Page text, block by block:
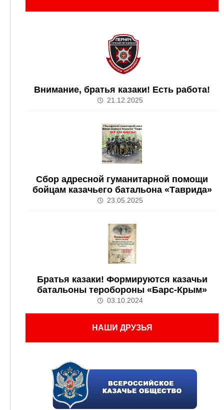
Внимание, братья казаки! Есть работа!
21.12.2025
Сбор адресной гуманитарной помощи
бойцам казачьего батальона «Таврида»
23.05.2025
Братья казаки! Формируются казачьи
батальоны теробороны «Барс-Крым»
03.10.2024
НАШИ ДРУЗЬЯ